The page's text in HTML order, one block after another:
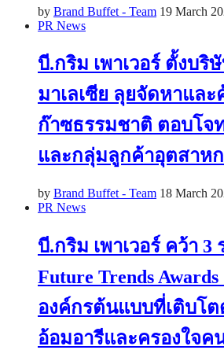
by Brand Buffet - Team 19 March
PR News
บี.กริม เพาเวอร์ ตั้งบริ
มาเลเซีย ลุยจัดหาและ
ก๊าซธรรมชาติ ตอบโจ
และกลุ่มลูกค้าอุตสาหก
by Brand Buffet - Team 18 March
PR News
บี.กริม เพาเวอร์ คว้า 3
Future Trends
องค์กรต้นแบบที่เติบโ
อ้อมอารีและครองใจค